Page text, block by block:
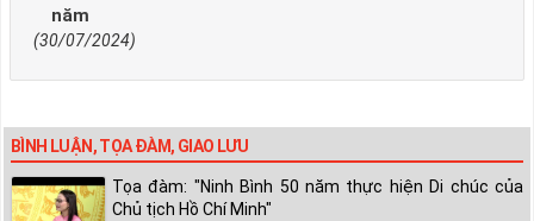
năm
(30/07/2024)
BÌNH LUẬN, TỌA ĐÀM, GIAO LƯU
Tọa đàm: "Ninh Bình 50 năm thực hiện Di chúc của
Chủ tịch Hồ Chí Minh"